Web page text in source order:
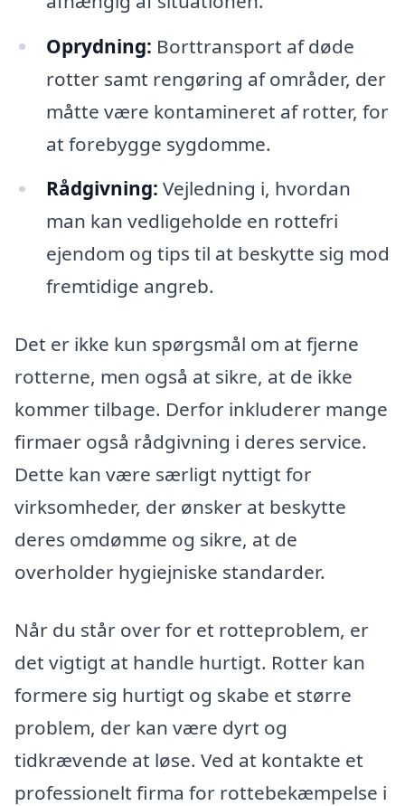
Oprydning: Borttransport af døde
rotter samt rengøring af områder, der
måtte være kontamineret af rotter, for
at forebygge sygdomme.
Rådgivning: Vejledning i, hvordan
man kan vedligeholde en rottefri
ejendom og tips til at beskytte sig mod
fremtidige angreb.
Det er ikke kun spørgsmål om at fjerne
rotterne, men også at sikre, at de ikke
kommer tilbage. Derfor inkluderer mange
firmaer også rådgivning i deres service.
Dette kan være særligt nyttigt for
virksomheder, der ønsker at beskytte
deres omdømme og sikre, at de
overholder hygiejniske standarder.
Når du står over for et rotteproblem, er
det vigtigt at handle hurtigt. Rotter kan
formere sig hurtigt og skabe et større
problem, der kan være dyrt og
tidkrævende at løse. Ved at kontakte et
professionelt firma for rottebekæmpelse i